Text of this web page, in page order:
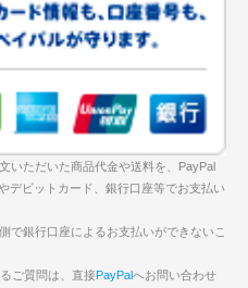
いただいた商品代金や送料を、PayPal
デビットカード、銀行口座等でお支払い
で銀行口座によるお支払いができないこ
ご質問は、直接PayPalへお問い合わせ